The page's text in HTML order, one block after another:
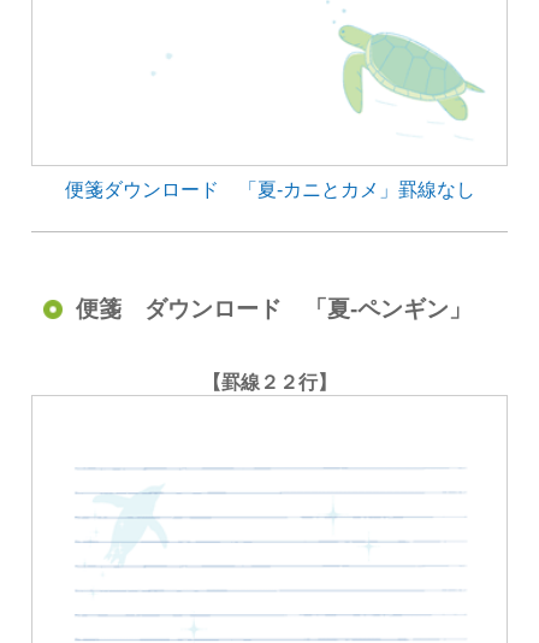
便箋ダウンロード 「夏-カニとカメ」罫線なし
便箋 ダウンロード 「夏-ペンギン」
【罫線２２行】